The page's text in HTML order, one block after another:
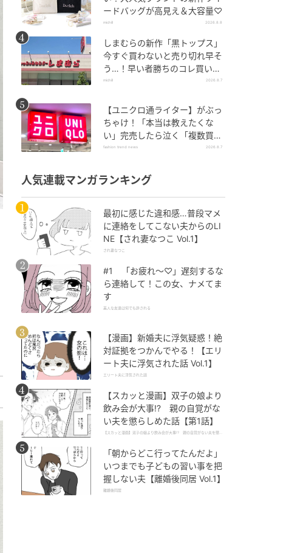
ードバッグが高見え＆大容量♡
michill 2026.8.8
しまむらの新作「黒トップス」
今すぐ買わないと売り切れ早そ
う…！早い者勝ちのコレ買いリ
スト
michill 2026.8.7
【ユニクロ通ライター】がぶっ
ちゃけ！「本当は教えたくな
い」完売したら泣く「複数買い
アイテム」
fashion trend news 2026.8.7
人気連載マンガランキング
最初に感じた違和感…普段マメ
に連絡をしてこない夫からのLI
NE【され妻なつこ Vol.1】
され妻なつこ
#1 「お疲れ〜♡」遅刻するな
ら連絡して！この女、ナメてま
す
美人な友達は何でも許される
【漫画】新婚夫に浮気疑惑！絶
対証拠をつかんでやる！【エリ
ート夫に浮気された話 Vol.1】
エリート夫に浮気された話
【スカッと漫画】双子の娘より
飲み会が大事!? 親の自覚がな
い夫を懲らしめた話【第1話】
【スカッと漫画】双子の娘より飲み会が大事!? 親の自覚がない夫を懲ら
「朝からどこ行ってたんだよ」
いつまでも子どもの習い事を把
握しない夫【離婚後同居 Vol.1】
離婚後同居